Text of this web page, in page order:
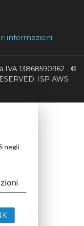
informazioni
IVA 13868590962 - ©
ISP AWS
negli